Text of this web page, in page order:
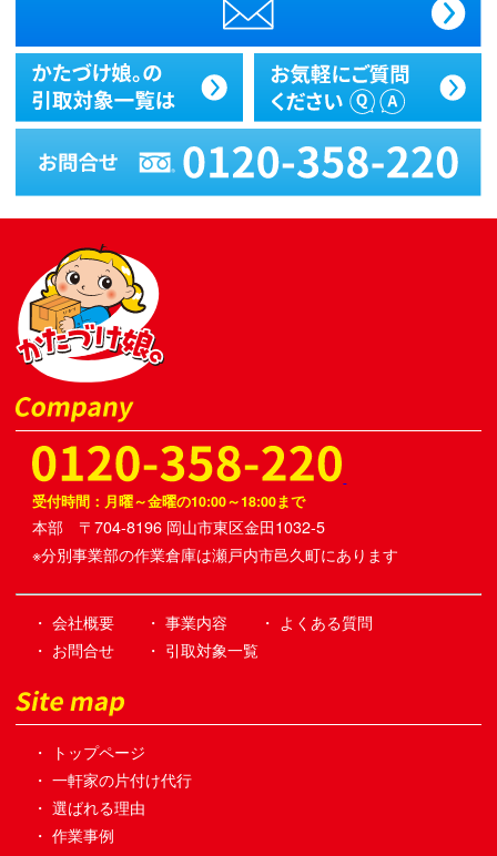
受付時間：月曜～金曜の10:00～18:00まで
本部 〒704-8196 岡山市東区金田1032-5
※分別事業部の作業倉庫は瀬戸内市邑久町にあります
・ 会社概要 ・ 事業内容
・ よくある質問
・ お問合せ
・ 引取対象一覧
・ トップページ
・ 一軒家の片付け代行
・ 選ばれる理由
・ 作業事例